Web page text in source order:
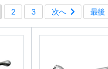
2 3 次へ 最後